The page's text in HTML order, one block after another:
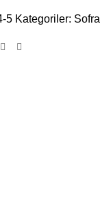
5 Kategoriler: Sofra